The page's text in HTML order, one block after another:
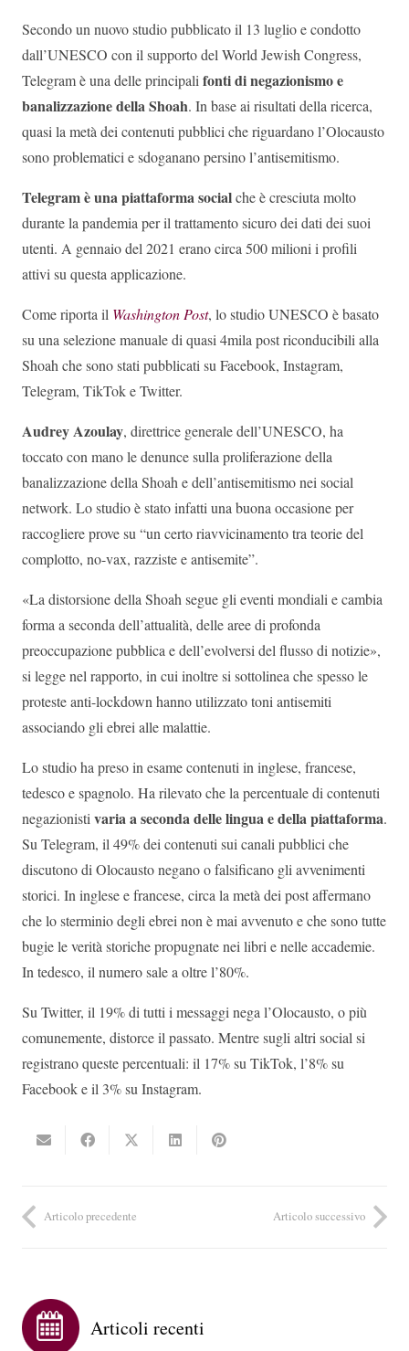
Secondo un nuovo studio pubblicato il 13 luglio e condotto
dall’UNESCO con il supporto del World Jewish Congress,
Telegram è una delle principalifonti di negazionismo e
banalizzazione della Shoah. In base ai risultati della ricerca,
quasi la metà dei contenuti pubblici che riguardano l’Olocausto
sono problematici e sdoganano persino l’antisemitismo.
Telegram è una piattaforma socialche è cresciuta molto
durante la pandemia per il trattamento sicuro dei dati dei suoi
utenti. A gennaio del 2021 erano circa 500 milioni i profili
attivi su questa applicazione.
Come riporta il Washington Post, lo studio UNESCO è basato
su una selezione manuale di quasi 4mila post riconducibili alla
Shoah che sono stati pubblicati su Facebook, Instagram,
Telegram, TikTok e Twitter.
Audrey Azoulay, direttrice generale dell’UNESCO, ha
toccato con mano le denunce sulla proliferazione della
banalizzazione della Shoah e dell’antisemitismo nei social
network. Lo studio è stato infatti una buona occasione per
raccogliere prove su “un certo riavvicinamento tra teorie del
complotto, no-vax, razziste e antisemite”.
«La distorsione della Shoah segue gli eventi mondiali e cambia
forma a seconda dell’attualità, delle aree di profonda
preoccupazione pubblica e dell’evolversi del flusso di notizie»,
si legge nel rapporto, in cui inoltre si sottolinea che spesso le
proteste anti-lockdown hanno utilizzato toni antisemiti
associando gli ebrei alle malattie.
Lo studio ha preso in esame contenuti in inglese, francese,
tedesco e spagnolo. Ha rilevato che la percentuale di contenuti
negazionistivaria a seconda delle lingua e della piattaforma.
Su Telegram, il 49% dei contenuti sui canali pubblici che
discutono di Olocausto negano o falsificano gli avvenimenti
storici. In inglese e francese, circa la metà dei post affermano
che lo sterminio degli ebrei non è mai avvenuto e che sono tutte
bugie le verità storiche propugnate nei libri e nelle accademie.
In tedesco, il numero sale a oltre l’80%.
Su Twitter, il 19% di tutti i messaggi nega l’Olocausto, o più
comunemente, distorce il passato. Mentre sugli altri social si
registrano queste percentuali: il 17% su TikTok, l’8% su
Facebook e il 3% su Instagram.
Articolo precedente Articolo successivo
Articoli recenti